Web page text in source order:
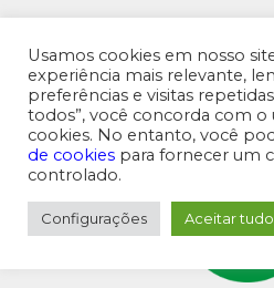
MENU SUPERIOR
Usamos cookies em nosso
experiência mais relevante,
preferências e visitas
todos”, você concorda com o
cookies. No entanto, você
de cookies para fornecer um
controlado.
Configurações Aceitar tudo